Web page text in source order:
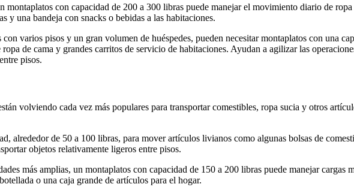
montaplatos con capacidad de 200 a 300 libras puede manejar el movimiento diario de
y una bandeja con snacks o bebidas a las habitaciones.
varios pisos y un gran volumen de huéspedes, pueden necesitar montaplatos con una
de cama y grandes carritos de servicio de habitaciones. Ayudan a agilizar las
pisos.
volviendo cada vez más populares para transportar comestibles, ropa sucia y otros
alrededor de 50 a 100 libras, para mover artículos livianos como algunas bolsas de
objetos relativamente ligeros entre pisos.
más amplias, un montaplatos con capacidad de 150 a 200 libras puede manejar cargas
o una caja grande de artículos para el hogar.